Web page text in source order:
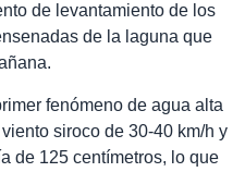
de levantamiento de los
de la laguna que
fenómeno de agua alta
siroco de 30-40 km/h y
de 125 centímetros, lo que